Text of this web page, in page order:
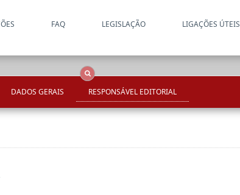
FAQ LEGISLAÇÃO LIGAÇÕES ÚTEIS
DADOS GERAIS RESPONSÁVEL EDITORIAL